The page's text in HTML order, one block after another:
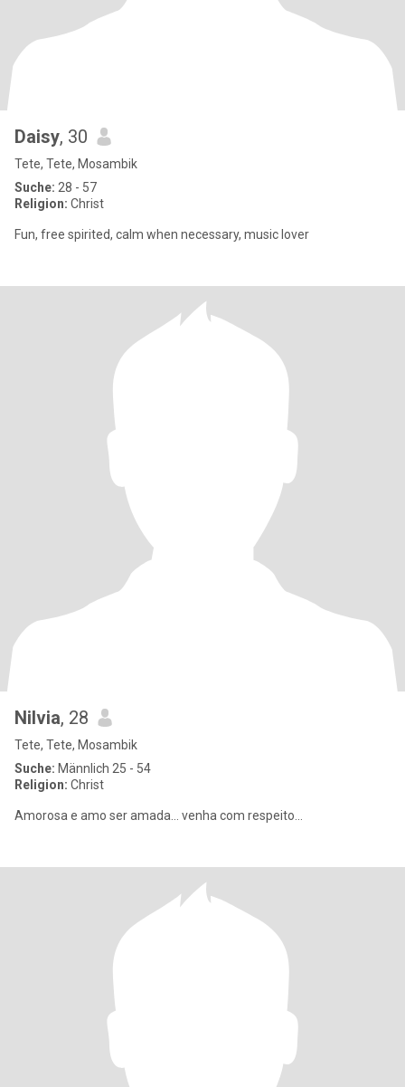
Daisy, 30
Tete, Tete, Mosambik
Suche: 28 - 57
Religion: Christ
Fun, free spirited, calm when necessary, music lover
Nilvia, 28
Tete, Tete, Mosambik
Suche: Männlich 25 - 54
Religion: Christ
Amorosa e amo ser amada... venha com respeito...